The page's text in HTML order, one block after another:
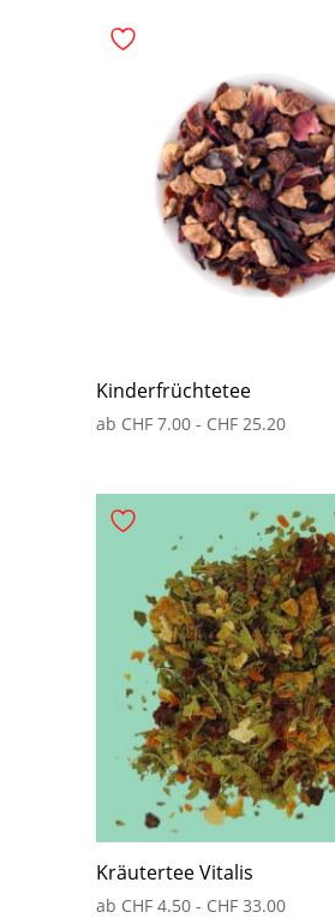
Kinderfrüchtetee
ab CHF7.00- CHF25.20
Kräutertee Vitalis
ab CHF4.50- CHF33.00